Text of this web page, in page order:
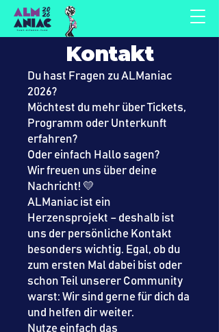
Kontakt
Du hast Fragen zu ALManiac
2026?
Möchtest du mehr über Tickets,
Programm oder Unterkunft
erfahren?
Oder einfach Hallo sagen?
Wir freuen uns über deine
Nachricht! 💛
ALManiac ist ein
Herzensprojekt – deshalb ist
uns der persönliche Kontakt
besonders wichtig. Egal, ob du
zum ersten Mal dabei bist oder
schon Teil unserer Community
warst: Wir sind gerne für dich da
und helfen dir weiter.
Nutze einfach das